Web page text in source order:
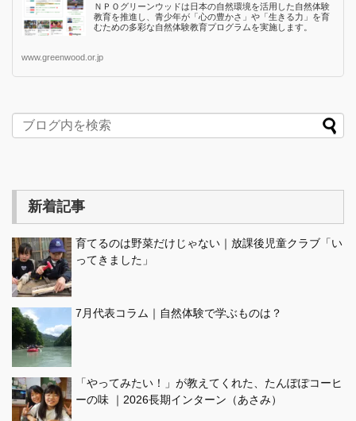
ＮＰＯグリーンウッドは日本の自然環境を活用した自然体験
教育を推進し、青少年が「心の豊かさ」や「生きる力」を育
むための多彩な自然体験教育プログラムを実施します。
www.greenwood.or.jp
新着記事
育てるのは野菜だけじゃない｜放課後児童クラブ「い
ってきました」
7月代表コラム｜自然体験で学ぶものは？
「やってみたい！」が教えてくれた、たんぽぽコーヒ
ーの味 ｜2026長期インターン（あさみ）